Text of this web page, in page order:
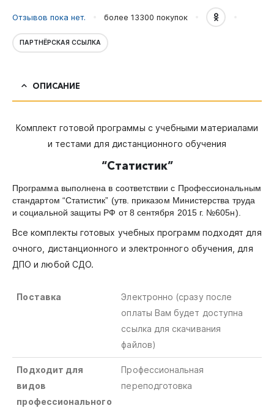
Отзывов пока нет. более 13300 покупок
ПАРТНЁРСКАЯ ССЫЛКА
ОПИСАНИЕ
Комплект готовой программы с учебными материалами
и тестами для дистанционного обучения
“Статистик”
Программа выполнена в соответствии с Профессиональным
стандартом “Статистик” (утв. приказом Министерства труда
и социальной защиты РФ от 8 сентября 2015 г. №605н).
Все комплекты готовых учебных программ подходят для
очного, дистанционного и электронного обучения, для
ДПО и любой СДО.
Поставка
Электронно (сразу после
оплаты Вам будет доступна
ссылка для скачивания
файлов)
Подходит для
видов
профессионального
Профессиональная
переподготовка